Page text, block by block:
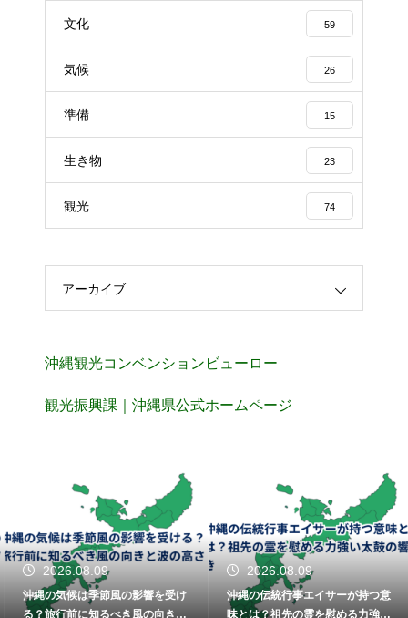
文化 59
気候 26
準備 15
生き物 23
観光 74
アーカイブ
沖縄観光コンベンションビューロー
観光振興課｜沖縄県公式ホームページ
2026.08.09
沖縄の気候は季節風の影響を受け
る？旅行前に知るべき風の向きと
2026.08.09
沖縄の伝統行事エイサーが持つ意
味とは？祖先の霊を慰める力強い